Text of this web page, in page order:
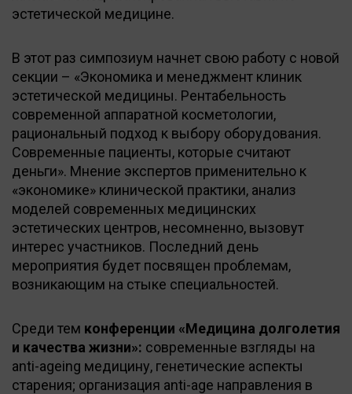
эстетической медицине.
В этот раз симпозиум начнет свою работу с новой
секции – «Экономика и менеджмент клиник
эстетической медицины. Рентабельность
современной аппаратной косметологии,
рациональный подход к выбору оборудования.
Современные пациенты, которые считают
деньги». Мнение экспертов применительно к
«экономике» клинической практики, анализ
моделей современных медицинских
эстетических центров, несомненно, вызовут
интерес участников. Последний день
мероприятия будет посвящен проблемам,
возникающим на стыке специальностей.
Среди тем конференции «Медицина долголетия
и качества жизни»: современные взгляды на
anti-ageing медицину, генетические аспекты
старения; организация anti-age направления в